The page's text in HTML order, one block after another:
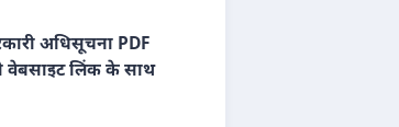
अधिसूचना PDF
वेबसाइट लिंक के साथ